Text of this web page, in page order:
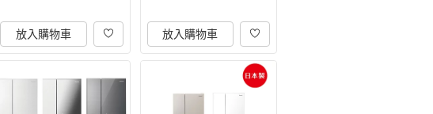
放入購物車 放入購物車